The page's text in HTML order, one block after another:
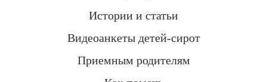
Истории и статьи
Видеоанкеты детей-сирот
Приемным родителям